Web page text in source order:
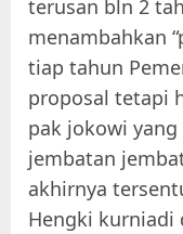
terusan bln 2
menambahkan
tiap tahun
proposal tetapi
pak jokowi
jembatan
akhirnya
Hengki kurniadi